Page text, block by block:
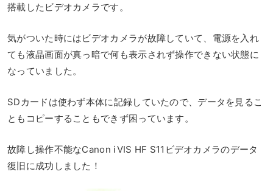
搭載したビデオカメラです。
気がついた時にはビデオカメラが故障していて、電源を入れ
ても液晶画面が真っ暗で何も表示されず操作できない状態に
なっていました。
SDカードは使わず本体に記録していたので、データを見るこ
ともコピーすることもできず困っています。
故障し操作不能なCanon iVIS HF S11ビデオカメラのデータ
復旧に成功しました！